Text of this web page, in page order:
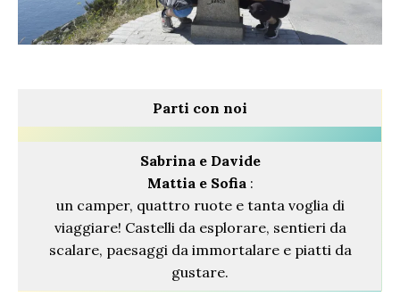
Parti con noi
Sabrina e Davide
Mattia e Sofia:
un camper, quattro ruote e tanta voglia di
viaggiare! Castelli da esplorare, sentieri da
scalare, paesaggi da immortalare e piatti da
gustare.